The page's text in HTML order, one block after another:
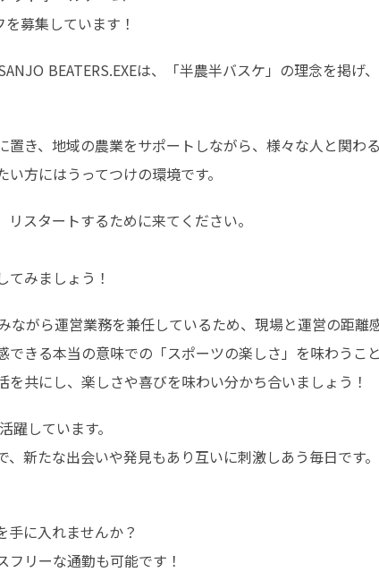
を募集しています！
BEATERS.EXEは、「半農半バスケ」の理念を掲げ
き、地域の農業をサポートしながら、様々な人と関わ
方にはうってつけの環境です。
スタートするために来てください。
みましょう！
がら運営業務を兼任しているため、現場と運営の距離
きる本当の意味での「スポーツの楽しさ」を味わうこと
共にし、楽しさや喜びを味わい分かち合いましょう！
しています。
新たな出会いや発見もあり互いに刺激しあう毎日です。
手に入れませんか？
リーな通勤も可能です！